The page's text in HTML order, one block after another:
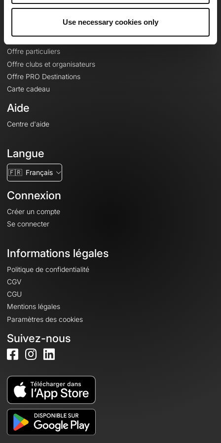
Use necessary cookies only
Offres
Fonds de cartes topographiques
Fonctionnalités
Offre particuliers
Offre clubs et organisateurs
Offre PRO Destinations
Carte cadeau
Aide
Centre d'aide
Langue
🇫🇷 Français
Connexion
Créer un compte
Se connecter
Informations légales
Politique de confidentialité
CGV
CGU
Mentions légales
Paramètres des cookies
Suivez-nous